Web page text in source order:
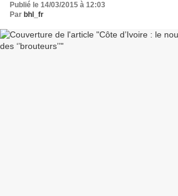
Publié le 14/03/2015 à 12:03
Par bhl_fr